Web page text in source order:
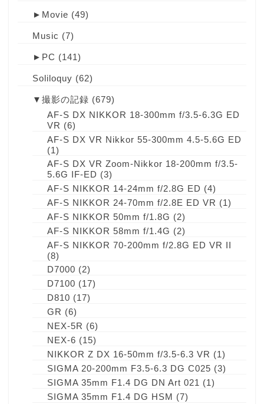
► Movie (49)
Music (7)
► PC (141)
Soliloquy (62)
▼ 撮影の記録 (679)
AF-S DX NIKKOR 18-300mm f/3.5-6.3G ED
VR (6)
AF-S DX VR Nikkor 55-300mm 4.5-5.6G ED
(1)
AF-S DX VR Zoom-Nikkor 18-200mm f/3.5-
5.6G IF-ED (3)
AF-S NIKKOR 14-24mm f/2.8G ED (4)
AF-S NIKKOR 24-70mm f/2.8E ED VR (1)
AF-S NIKKOR 50mm f/1.8G (2)
AF-S NIKKOR 58mm f/1.4G (2)
AF-S NIKKOR 70-200mm f/2.8G ED VR II
(8)
D7000 (2)
D7100 (17)
D810 (17)
GR (6)
NEX-5R (6)
NEX-6 (15)
NIKKOR Z DX 16-50mm f/3.5-6.3 VR (1)
SIGMA 20-200mm F3.5-6.3 DG C025 (3)
SIGMA 35mm F1.4 DG DN Art 021 (1)
SIGMA 35mm F1.4 DG HSM (7)